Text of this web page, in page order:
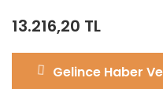
13.216,20 TL
Gelince Haber